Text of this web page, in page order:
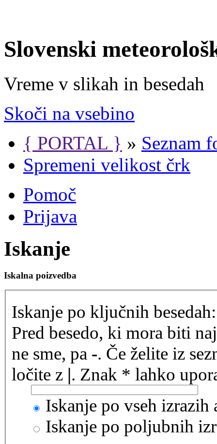
Slovenski
Vreme v slikah in besedah
Skoči na vsebino
{ PORTAL } » Seznam
Spremeni velikost črk
Pomoč
Prijava
Iskanje
Iskalna poizvedba
Iskanje po ključnih besedah:
Pred besedo, ki mora biti
ne sme, pa -. Če želite iz
ločite z |. Znak * lahko
Iskanje po vseh izrazih
Iskanje po poljubnih